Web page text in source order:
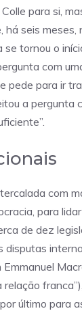
para si,
há seis meses,
tornou o
com
pede para ir
a pergunta
com
para
de dez
disputas
último para